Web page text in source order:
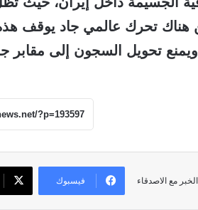
هناك تحرك عالمي جاد يوقف هذه
ويمنع تحويل السجون إلى
مع الاصدقاء فيسبوك